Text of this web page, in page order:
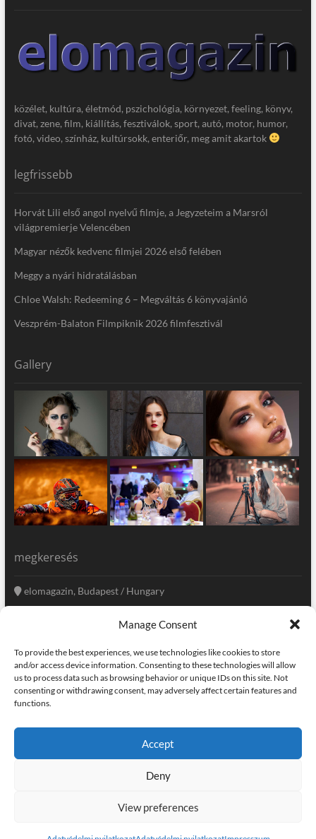
Manage Consent
To provide the best experiences, we use technologies like cookies to store
and/or access device information. Consenting to these technologies will allow
us to process data such as browsing behavior or unique IDs on this site. Not
consenting or withdrawing consent, may adversely affect certain features and
functions.
Accept
Deny
View preferences
közélet, kultúra, életmód, pszichológia, környezet, feeling, könyv,
divat, zene, film, kiállítás, fesztiválok, sport, autó, motor, humor,
fotó, video, színház, kultúrsokk, enteriőr, meg amit akartok
legfrissebb
Horvát Lili első angol nyelvű filmje, a Jegyzeteim a Marsról
világpremierje Velencében
Magyar nézők kedvenc filmjei 2026 első felében
Meggy a nyári hidratálásban
Chloe Walsh: Redeeming 6 – Megváltás 6 könyvajánló
Veszprém-Balaton Filmpiknik 2026 filmfesztivál
Gallery
megkeresés
elomagazin, Budapest / Hungary
szerkesztoseg@elomagazin.com
elomagazin
home adatvédelem impresszum kapcsolat
| © copyright, all right reserved